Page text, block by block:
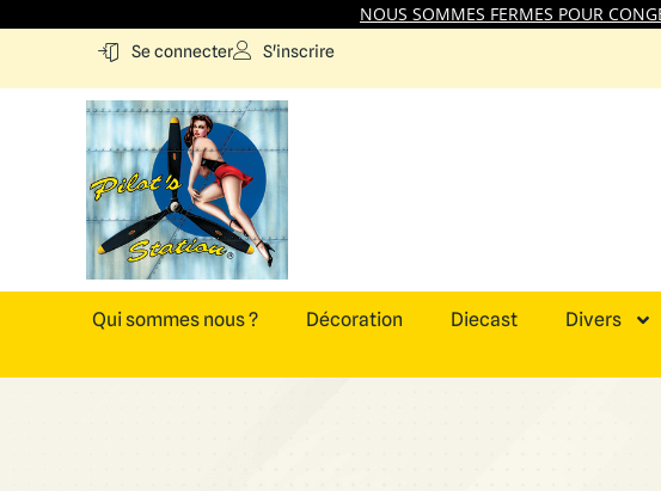
NOUS SOMMES FERMES POUR
Se connecter S'inscrire
Qui sommes nous ? Décoration Diecast Divers